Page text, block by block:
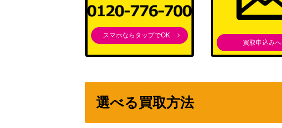
片足の兵隊（UC/パラレル）【OP05-081】
ゴール・D・ロジャー（SEC/パラレル）【OP09-118】
カイドウ（SEC/パラレル）【OP05-118】
スマホならタップでOK
買取申込みへ
選べる買取方法